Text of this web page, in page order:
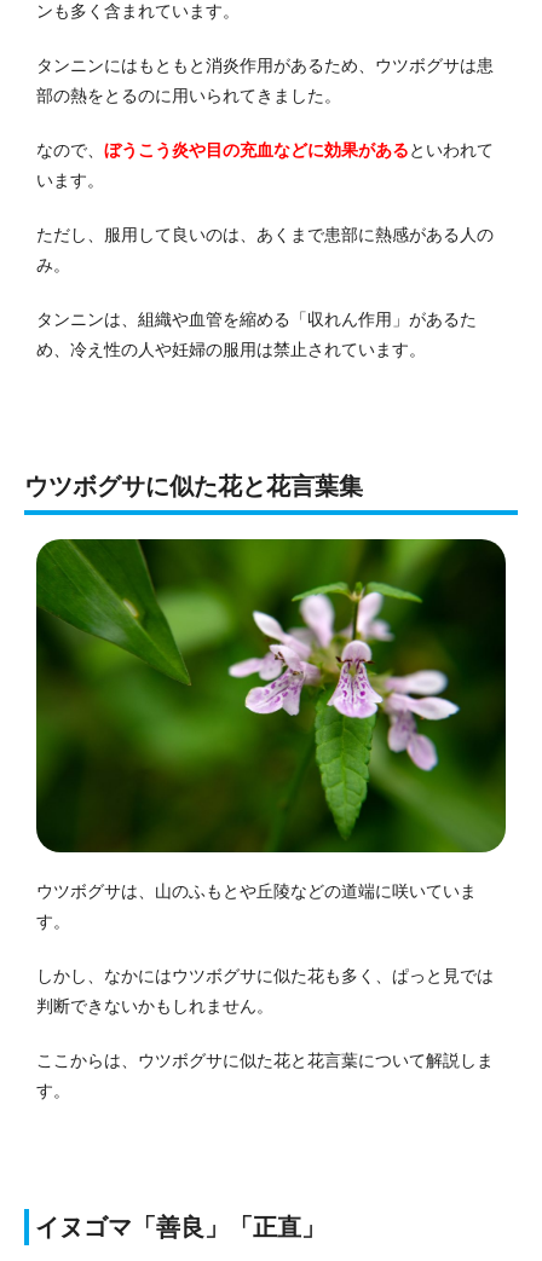
ンも多く含まれています。
タンニンにはもともと消炎作用があるため、ウツボグサは患
部の熱をとるのに用いられてきました。
なので、 ぼうこう炎や目の充血などに効果があるといわれて
います。
ただし、服用して良いのは、あくまで患部に熱感がある人の
み。
タンニンは、組織や血管を縮める「収れん作用」があるた
め、冷え性の人や妊婦の服用は禁止されています。
ウツボグサに似た花と花言葉集
ウツボグサは、山のふもとや丘陵などの道端に咲いていま
す。
しかし、なかにはウツボグサに似た花も多く、ぱっと見では
判断できないかもしれません。
ここからは、ウツボグサに似た花と花言葉について解説しま
す。
イヌゴマ「善良」「正直」